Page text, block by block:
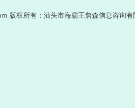
版权所有：汕头市海霸王詹森信息咨询有